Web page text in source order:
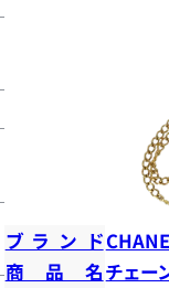
ブランド
商品名チェー